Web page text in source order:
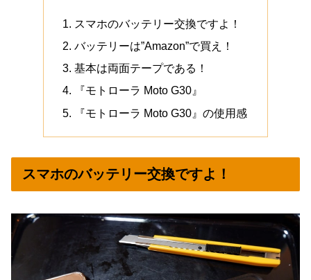
スマホのバッテリー交換ですよ！
バッテリーは”Amazon”で買え！
基本は両面テープである！
『モトローラ Moto G30』
『モトローラ Moto G30』の使用感
スマホのバッテリー交換ですよ！